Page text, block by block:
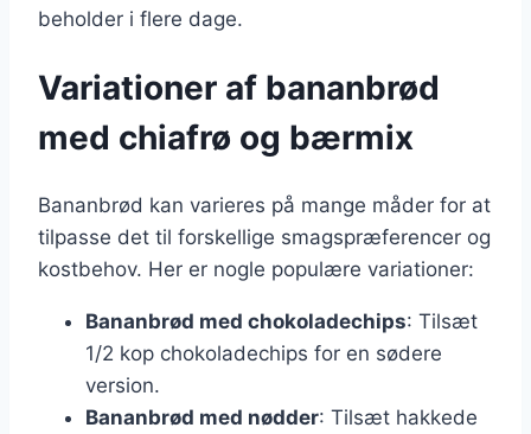
beholder i flere dage.
Variationer af bananbrød
med chiafrø og bærmix
Bananbrød kan varieres på mange måder for at
tilpasse det til forskellige smagspræferencer og
kostbehov. Her er nogle populære variationer:
Bananbrød med chokoladechips: Tilsæt
1/2 kop chokoladechips for en sødere
version.
Bananbrød med nødder: Tilsæt hakkede